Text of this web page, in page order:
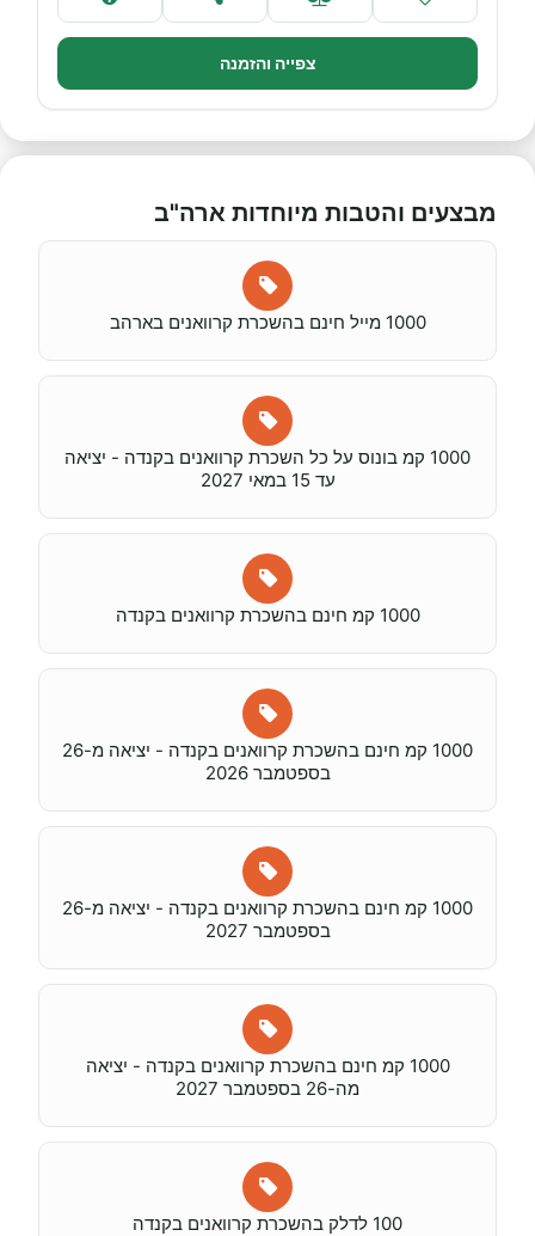
צפייה והזמנה
מבצעים והטבות מיוחדות ארה"ב
1000 מייל חינם בהשכרת קרוואנים בארהב
1000 קמ בונוס על כל השכרת קרוואנים בקנדה - יציאה
עד 15 במאי 2027
1000 קמ חינם בהשכרת קרוואנים בקנדה
1000 קמ חינם בהשכרת קרוואנים בקנדה - יציאה מ-26
בספטמבר 2026
1000 קמ חינם בהשכרת קרוואנים בקנדה - יציאה מ-26
בספטמבר 2027
1000 קמ חינם בהשכרת קרוואנים בקנדה - יציאה
מה-26 בספטמבר 2027
100 לדלק בהשכרת קרוואנים בקנדה